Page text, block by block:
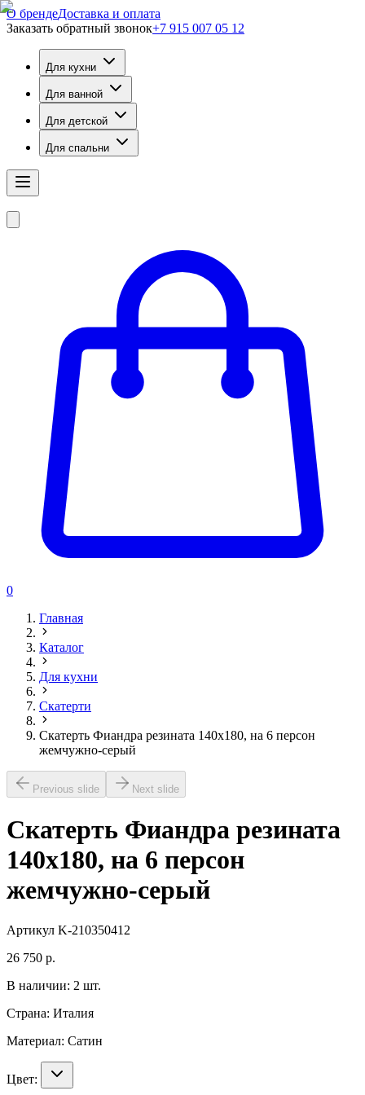
О брендеДоставка и оплата
Заказать обратный звонок+7 915 007 05 12
Для кухни
Для ванной
Для детской
Для спальни
0
Главная
Каталог
Для кухни
Скатерти
Скатерть Фиандра резината 140х180, на 6 персон
жемчужно-серый
Previous slide Next slide
Скатерть Фиандра резината
140х180, на 6 персон
жемчужно-серый
Артикул K-210350412
26 750 р.
В наличии: 2 шт.
Страна: Италия
Материал: Сатин
Цвет: